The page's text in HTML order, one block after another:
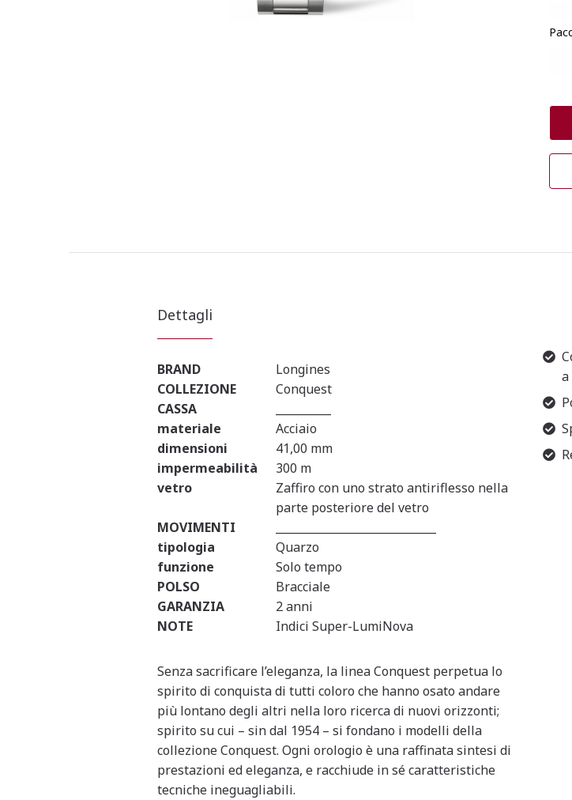
Dettagli
BRAND
Longines
COLLEZIONE
Conquest
CASSA
materiale
Acciaio
dimensioni
41,00 mm
impermeabilità
300 m
vetro
Zaffiro con uno strato antiriflesso nella
parte posteriore del vetro
MOVIMENTI
tipologia
Quarzo
funzione
Solo tempo
POLSO
Bracciale
GARANZIA
2 anni
NOTE
Indici Super-LumiNova
Senza sacrificare l’eleganza, la linea Conquest perpetua lo
spirito di conquista di tutti coloro che hanno osato andare
più lontano degli altri nella loro ricerca di nuovi orizzonti;
spirito su cui – sin dal 1954 – si fondano i modelli della
collezione Conquest. Ogni orologio è una raffinata sintesi di
prestazioni ed eleganza, e racchiude in sé caratteristiche
tecniche ineguagliabili.
a